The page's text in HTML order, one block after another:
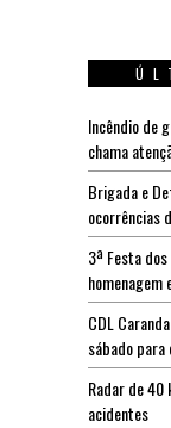
Incêndio de
chama
Brigada e
ocorrências
3ª Festa
homenagem
CDL
sábado para
Radar de
acidentes